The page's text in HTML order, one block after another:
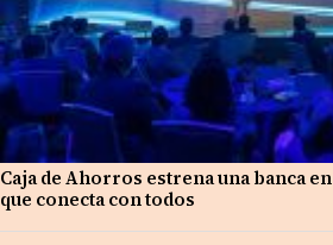
Caja de Ahorros estrena una banca
que conecta con todos